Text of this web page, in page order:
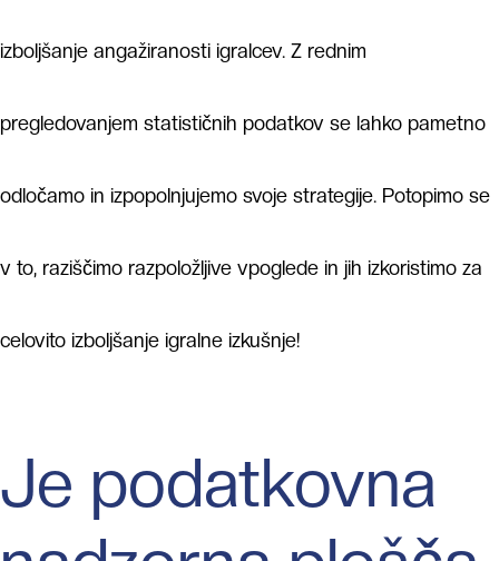
izboljšanje angažiranosti igralcev. Z rednim
pregledovanjem statističnih podatkov se lahko pametno
odločamo in izpopolnjujemo svoje strategije. Potopimo se
v to, raziščimo razpoložljive vpoglede in jih izkoristimo za
celovito izboljšanje igralne izkušnje!
Je podatkovna